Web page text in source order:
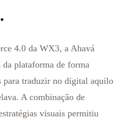
4.0 da WX3, a Ahavá
da plataforma de forma
para traduzir no digital aquilo
A combinação de
visuais permitiu